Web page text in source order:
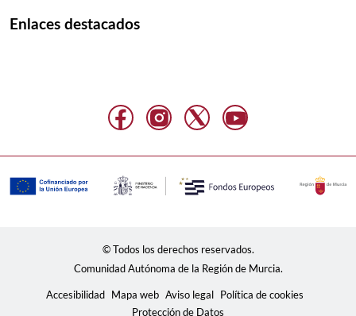
Enlaces destacados
© Todos los derechos reservados.
Comunidad Autónoma de la Región de Murcia.
Accesibilidad Mapa web Aviso legal Política de cookies
Protección de Datos